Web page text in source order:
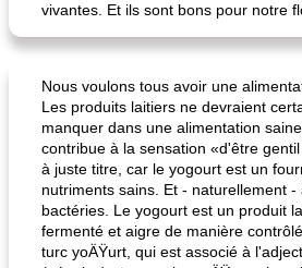
vivantes. Et ils sont bons pour notre
Nous voulons tous avoir une
Les produits laitiers ne devraient
manquer dans une alimentation
contribue à la sensation «d'être
à juste titre, car le yogourt est un
nutriments sains. Et - naturellement
bactéries. Le yogourt est un produit
fermenté et aigre de manière
turc yoÄŸurt, qui est associé à